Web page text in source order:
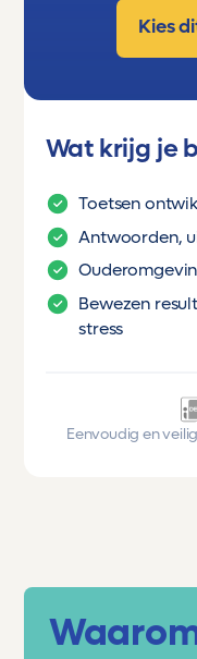
Kies
Wat krijg je
Toetsen
Antwoorden,
Bewezen
stress
Eenvoudig en